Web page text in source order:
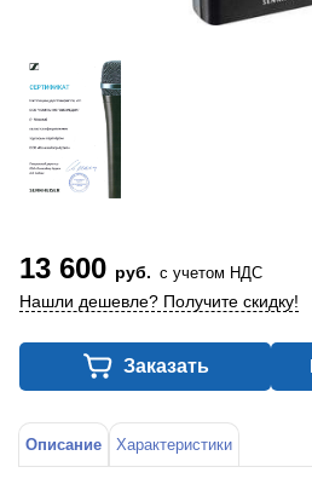
13 600 руб. с учетом НДС
Нашли дешевле? Получите скидку!
Заказать
Описание Характеристики